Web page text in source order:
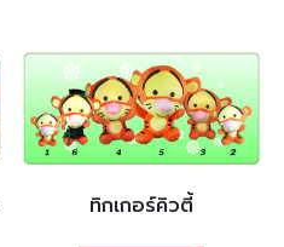
ทิกเกอร์คิวตี้